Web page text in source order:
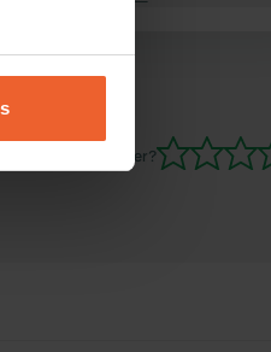
share
Sie schon einmal hier?